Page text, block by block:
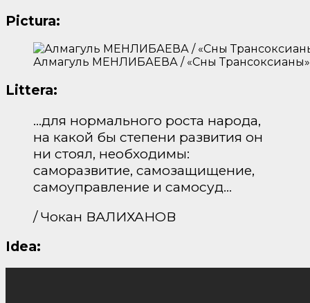
Pictura:
Алмагуль МЕНЛИБАЕВА / «Сны Трансоксианы»
Littera:
…для нормального роста народа,
на какой бы степени развития он
ни стоял, необходимы:
саморазвитие, самозащищение,
самоуправление и самосуд…
/ Чокан ВАЛИХАНОВ
Idea: